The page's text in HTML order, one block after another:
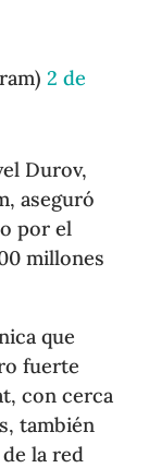
2 de
Durov,
aseguró
por el
millones
que
fuerte
con cerca
también
la red